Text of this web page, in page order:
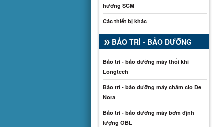
hướng SCM
Các thiết bị khác
BẢO TRÌ - BẢO DƯỠNG
Bảo trì - bảo dưỡng máy thổi khí
Longtech
Bảo trì - bảo dưỡng máy châm clo De
Nora
Bảo trì - bảo dưỡng máy bơm định
lượng OBL